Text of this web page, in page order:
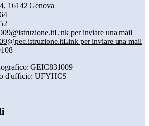
16142 Genova
Link per inviare una mail
Link per inviare una mail
GEIC831009
d'ufficio: UFYHCS